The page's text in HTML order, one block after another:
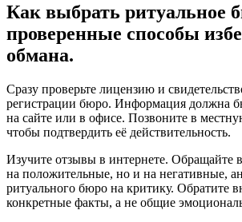
Как выбрать ритуальное
проверенные способы
обмана.
Сразу проверьте лицензию и
регистрации бюро. Информация должна
на сайте или в офисе. Позвоните в
чтобы подтвердить её действительность.
Изучите отзывы в интернете. Обращайте
на положительные, но и на негативные,
ритуального бюро на критику. Обратите
конкретные факты, а не общие